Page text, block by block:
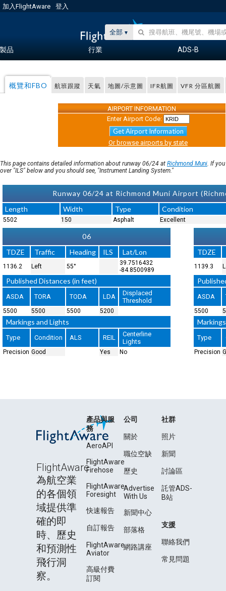
加入FlightAware 登入
全部
製品 行業 ADS-B
概覽和FBO 航班跟蹤 天氣 地圖/示意圖 IFR航圖 VFR 分區航圖
AIRPORT INFORMATION
Enter Airport Code:
Get Airport Information
Or browse airports by state
This page contains detailed information about runway 06/24 at Richmond Muni. If
over "ILS" below and you should see, "Instrument Landing System."
Runway 06/24 at Richmond Muni Airport
Length
Width Type Condition
5502 150 Asphalt Excellent
06
TDZE
Traffic Heading ILS Lat/Lon
1136.2 Left 55°
39.7516432
-84.8500989
Published Distances (in feet)
ASDA TORA TODA LDA
Displaced
Threshold
5500 5500 5500 5200
Markings and Lights
Type Condition ALS REIL
Centerline
Lights
Precision Good Yes No
TDZE
1139.3
ASDA
5500
Type
Precision
FlightAware
為航空業
的各個領
域提供準
確的即
時、歷史
和預測性
飛行洞
察。
產品與服
務
AeroAPI
FlightAware
Firehose
FlightAware
Foresight
快速報告
自訂報告
FlightAware
Aviator
高級付費
訂閱
公司
關於
職位空缺
歷史
Advertise
With Us
新聞中心
部落格
網路講座
社群
照片
新聞
討論區
託管ADS-
B站
支援
聯絡我們
常見問題